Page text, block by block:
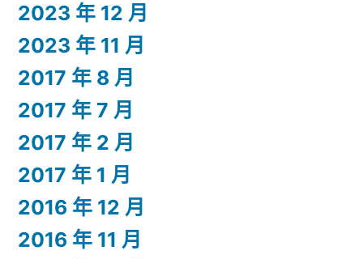
2023 年 12 月
2023 年 11 月
2017 年 8 月
2017 年 7 月
2017 年 2 月
2017 年 1 月
2016 年 12 月
2016 年 11 月